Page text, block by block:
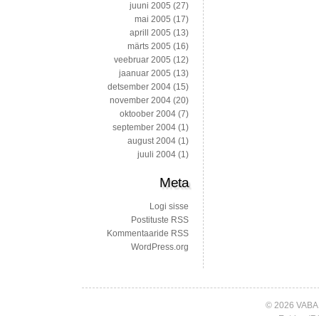
juuni 2005 (27)
mai 2005 (17)
aprill 2005 (13)
märts 2005 (16)
veebruar 2005 (12)
jaanuar 2005 (13)
detsember 2004 (15)
november 2004 (20)
oktoober 2004 (7)
september 2004 (1)
august 2004 (1)
juuli 2004 (1)
Meta
Logi sisse
Postituste RSS
Kommentaaride RSS
WordPress.org
© 2026